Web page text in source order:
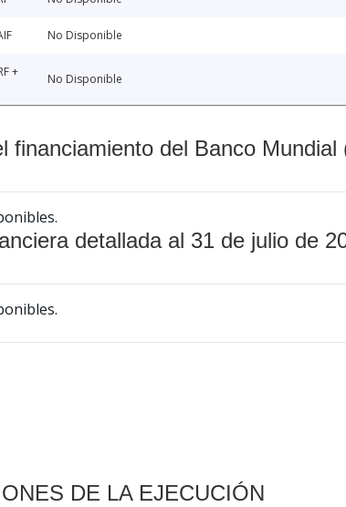
No Disponible
+
No Disponible
financiamiento del Banco
detallada al 31 de julio de
DE LA EJECUCIÓN